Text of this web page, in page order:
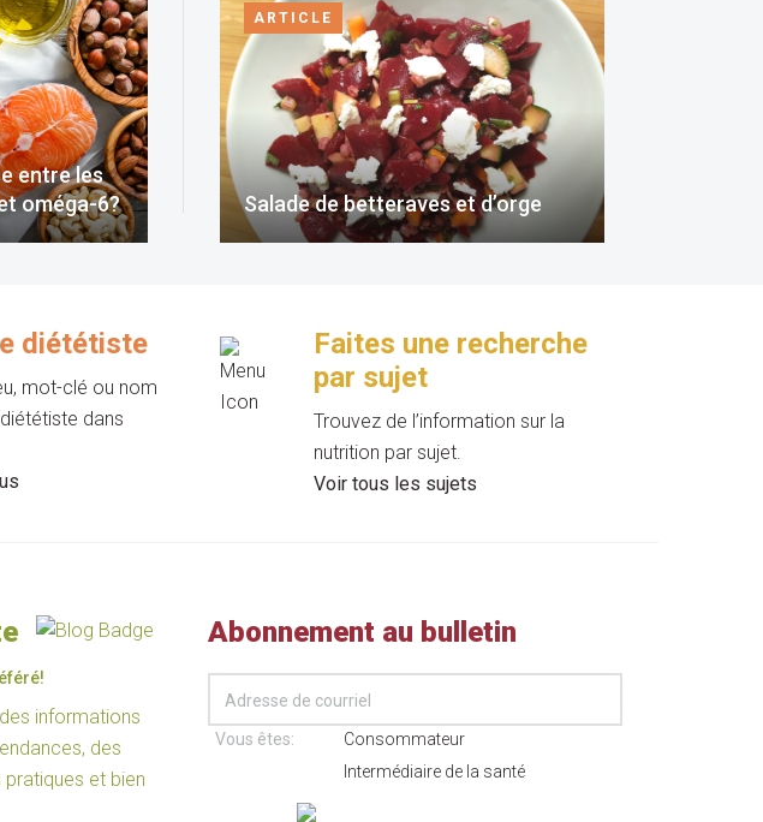
entre les
oméga-6?
ARTICLE
Salade de betteraves et d’orge
diététiste
mot-clé ou nom
dans
Faites une recherche
par sujet
Trouvez de l’information sur la
nutrition par sujet.
Voir tous les sujets
informations
des
et bien
Abonnement au bulletin
Vous êtes:
Consommateur
Intermédiaire de la santé